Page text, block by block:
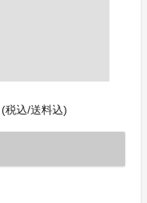
(税込/送料込)